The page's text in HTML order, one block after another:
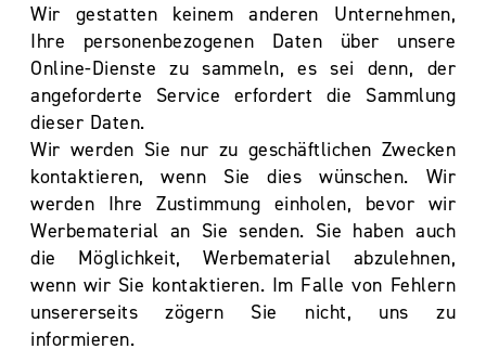
Wir gestatten keinem anderen Unternehmen,
Ihre personenbezogenen Daten über unsere
Online-Dienste zu sammeln, es sei denn, der
angeforderte Service erfordert die Sammlung
dieser Daten.
Wir werden Sie nur zu geschäftlichen Zwecken
kontaktieren, wenn Sie dies wünschen. Wir
werden Ihre Zustimmung einholen, bevor wir
Werbematerial an Sie senden. Sie haben auch
die Möglichkeit, Werbematerial abzulehnen,
wenn wir Sie kontaktieren. Im Falle von Fehlern
unsererseits zögern Sie nicht, uns zu
informieren.